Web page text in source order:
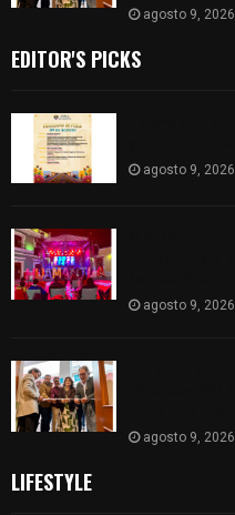
agosto 9, 2026
EDITOR'S PICKS
agosto 9, 2026
agosto 9, 2026
agosto 9, 2026
LIFESTYLE